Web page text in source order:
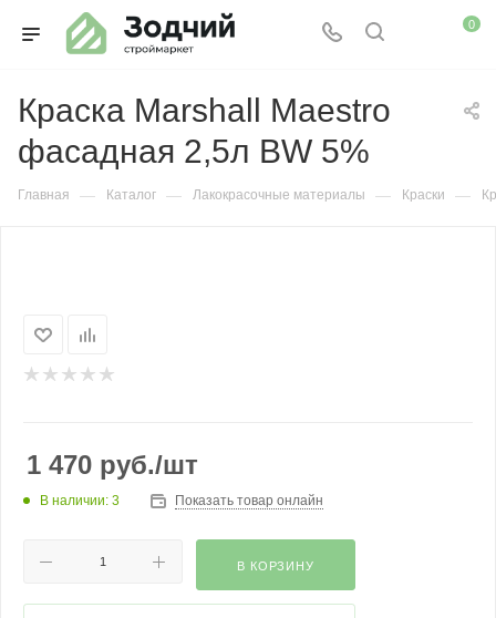
0
Краска Marshall Maestro
фасадная 2,5л BW 5%
Главная — Каталог — Лакокрасочные материалы — Краски —
1 470 руб./шт
В наличии: 3 Показать товар онлайн
В КОРЗИНУ